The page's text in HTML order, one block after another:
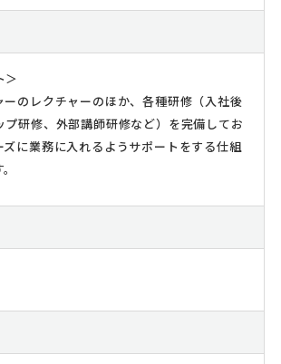
＞
ーのレクチャーのほか、各種研修（入社後
プ研修、外部講師研修など）を完備してお
ズに業務に入れるようサポートをする仕組